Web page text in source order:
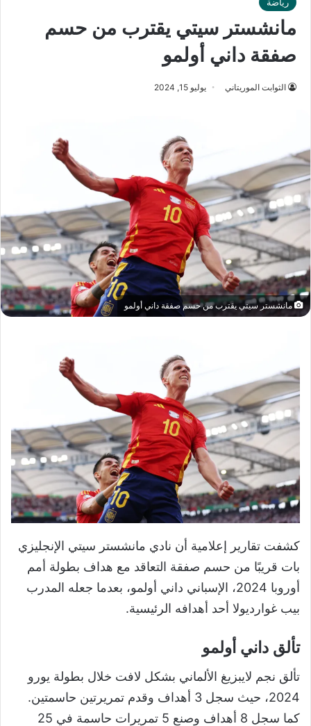
مانشستر سيتي يقترب من حسم
صفقة داني أولمو
الثوابت الموريتاني يوليو 15, 2024
مانشستر سيتي يقترب من حسم صفقة داني أولمو
كشفت تقارير إعلامية أن نادي مانشستر سيتي الإنجليزي
بات قريبًا من حسم صفقة التعاقد مع هداف بطولة أمم
أوروبا 2024، الإسباني داني أولمو، بعدما جعله المدرب
بيب غوارديولا أحد أهدافه الرئيسية.
تألق داني أولمو
تألق نجم لايبزيغ الألماني بشكل لافت خلال بطولة يورو
2024، حيث سجل 3 أهداف وقدم تمريرتين حاسمتين.
كما سجل 8 أهداف وصنع 5 تمريرات حاسمة في 25